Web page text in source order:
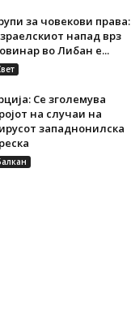
за човекови права:
напад врз
во Либан е...
Се зголемува
на случаи на
западнонилска